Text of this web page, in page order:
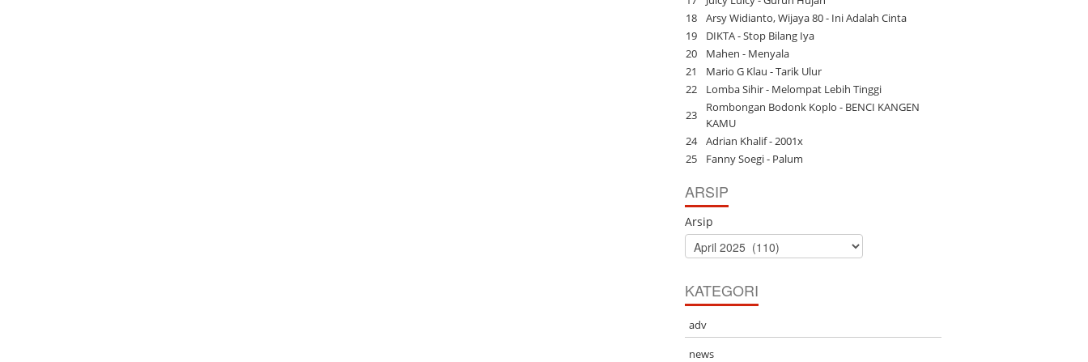
18
Arsy Widianto, Wijaya 80 - Ini Adalah Cinta
19
DIKTA - Stop Bilang Iya
20
Mahen - Menyala
21
Mario G Klau - Tarik Ulur
22
Lomba Sihir - Melompat Lebih Tinggi
23
Rombongan Bodonk Koplo - BENCI KANGEN
KAMU
24
Adrian Khalif - 2001x
25
Fanny Soegi - Palum
ARSIP
Arsip
KATEGORI
adv
news